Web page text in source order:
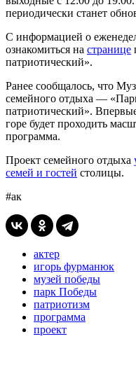
периодически станет
С информацией о
ознакомиться на странице
патриотический».
Ранее сообщалось, что
семейного отдыха —
патриотический».
горе будет проходить
программа.
Проект семейного отдыха
семей и гостей столицы.
#ак
актер
игорь фурманюк
музей победы
парк Победы
патриотизм
программа
проект